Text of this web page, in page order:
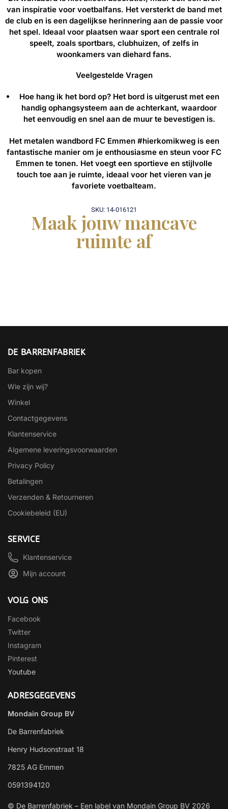
van inspiratie voor voetbalfans. Het versterkt de band met
de club en is een dagelijkse herinnering aan de passie voor
het spel. Ideaal voor plaatsen waar sport een centrale rol
speelt, zoals sportbars, clubhuizen, of zelfs in
woonkamers van diehard fans.
Veelgestelde Vragen
Hoe hang ik het bord op?Het bord is uitgerust met een
handig ophangsysteem aan de achterkant, waardoor
het eenvoudig en snel aan de muur te bevestigen is.
Het metalen wandbord FC Emmen #hierkomikweg is een
fantastische manier om je enthousiasme en steun voor FC
Emmen te tonen. Het voegt een sportieve en stijlvolle
touch toe aan je ruimte, ideaal voor het vieren van je
favoriete voetbalteam.
SKU: 14-016121
Maak jouw mancave
ruimte af
DE BARRENFABRIEK
Bar kopen
Wie zijn wij?
Winkel
Contactgegevens
Klantenservice
Algemene leveringsvoorwaarden
Privacy Policy
Betalingen
Verzenden & Retourneren
Cookiebeleid (EU)
SERVICE
Klantenservice
Mijn account
VOLG ONS
Facebook
Twitter
Instagram
Pinterest
Youtube
ADRESGEGEVENS
Mondain Group BV
De Barrenfabriek
Henry Hudsonstraat 18
7825 AG Emmen
0591394120
© De Barrenfabriek – Een label van Mondain Group BV 2026